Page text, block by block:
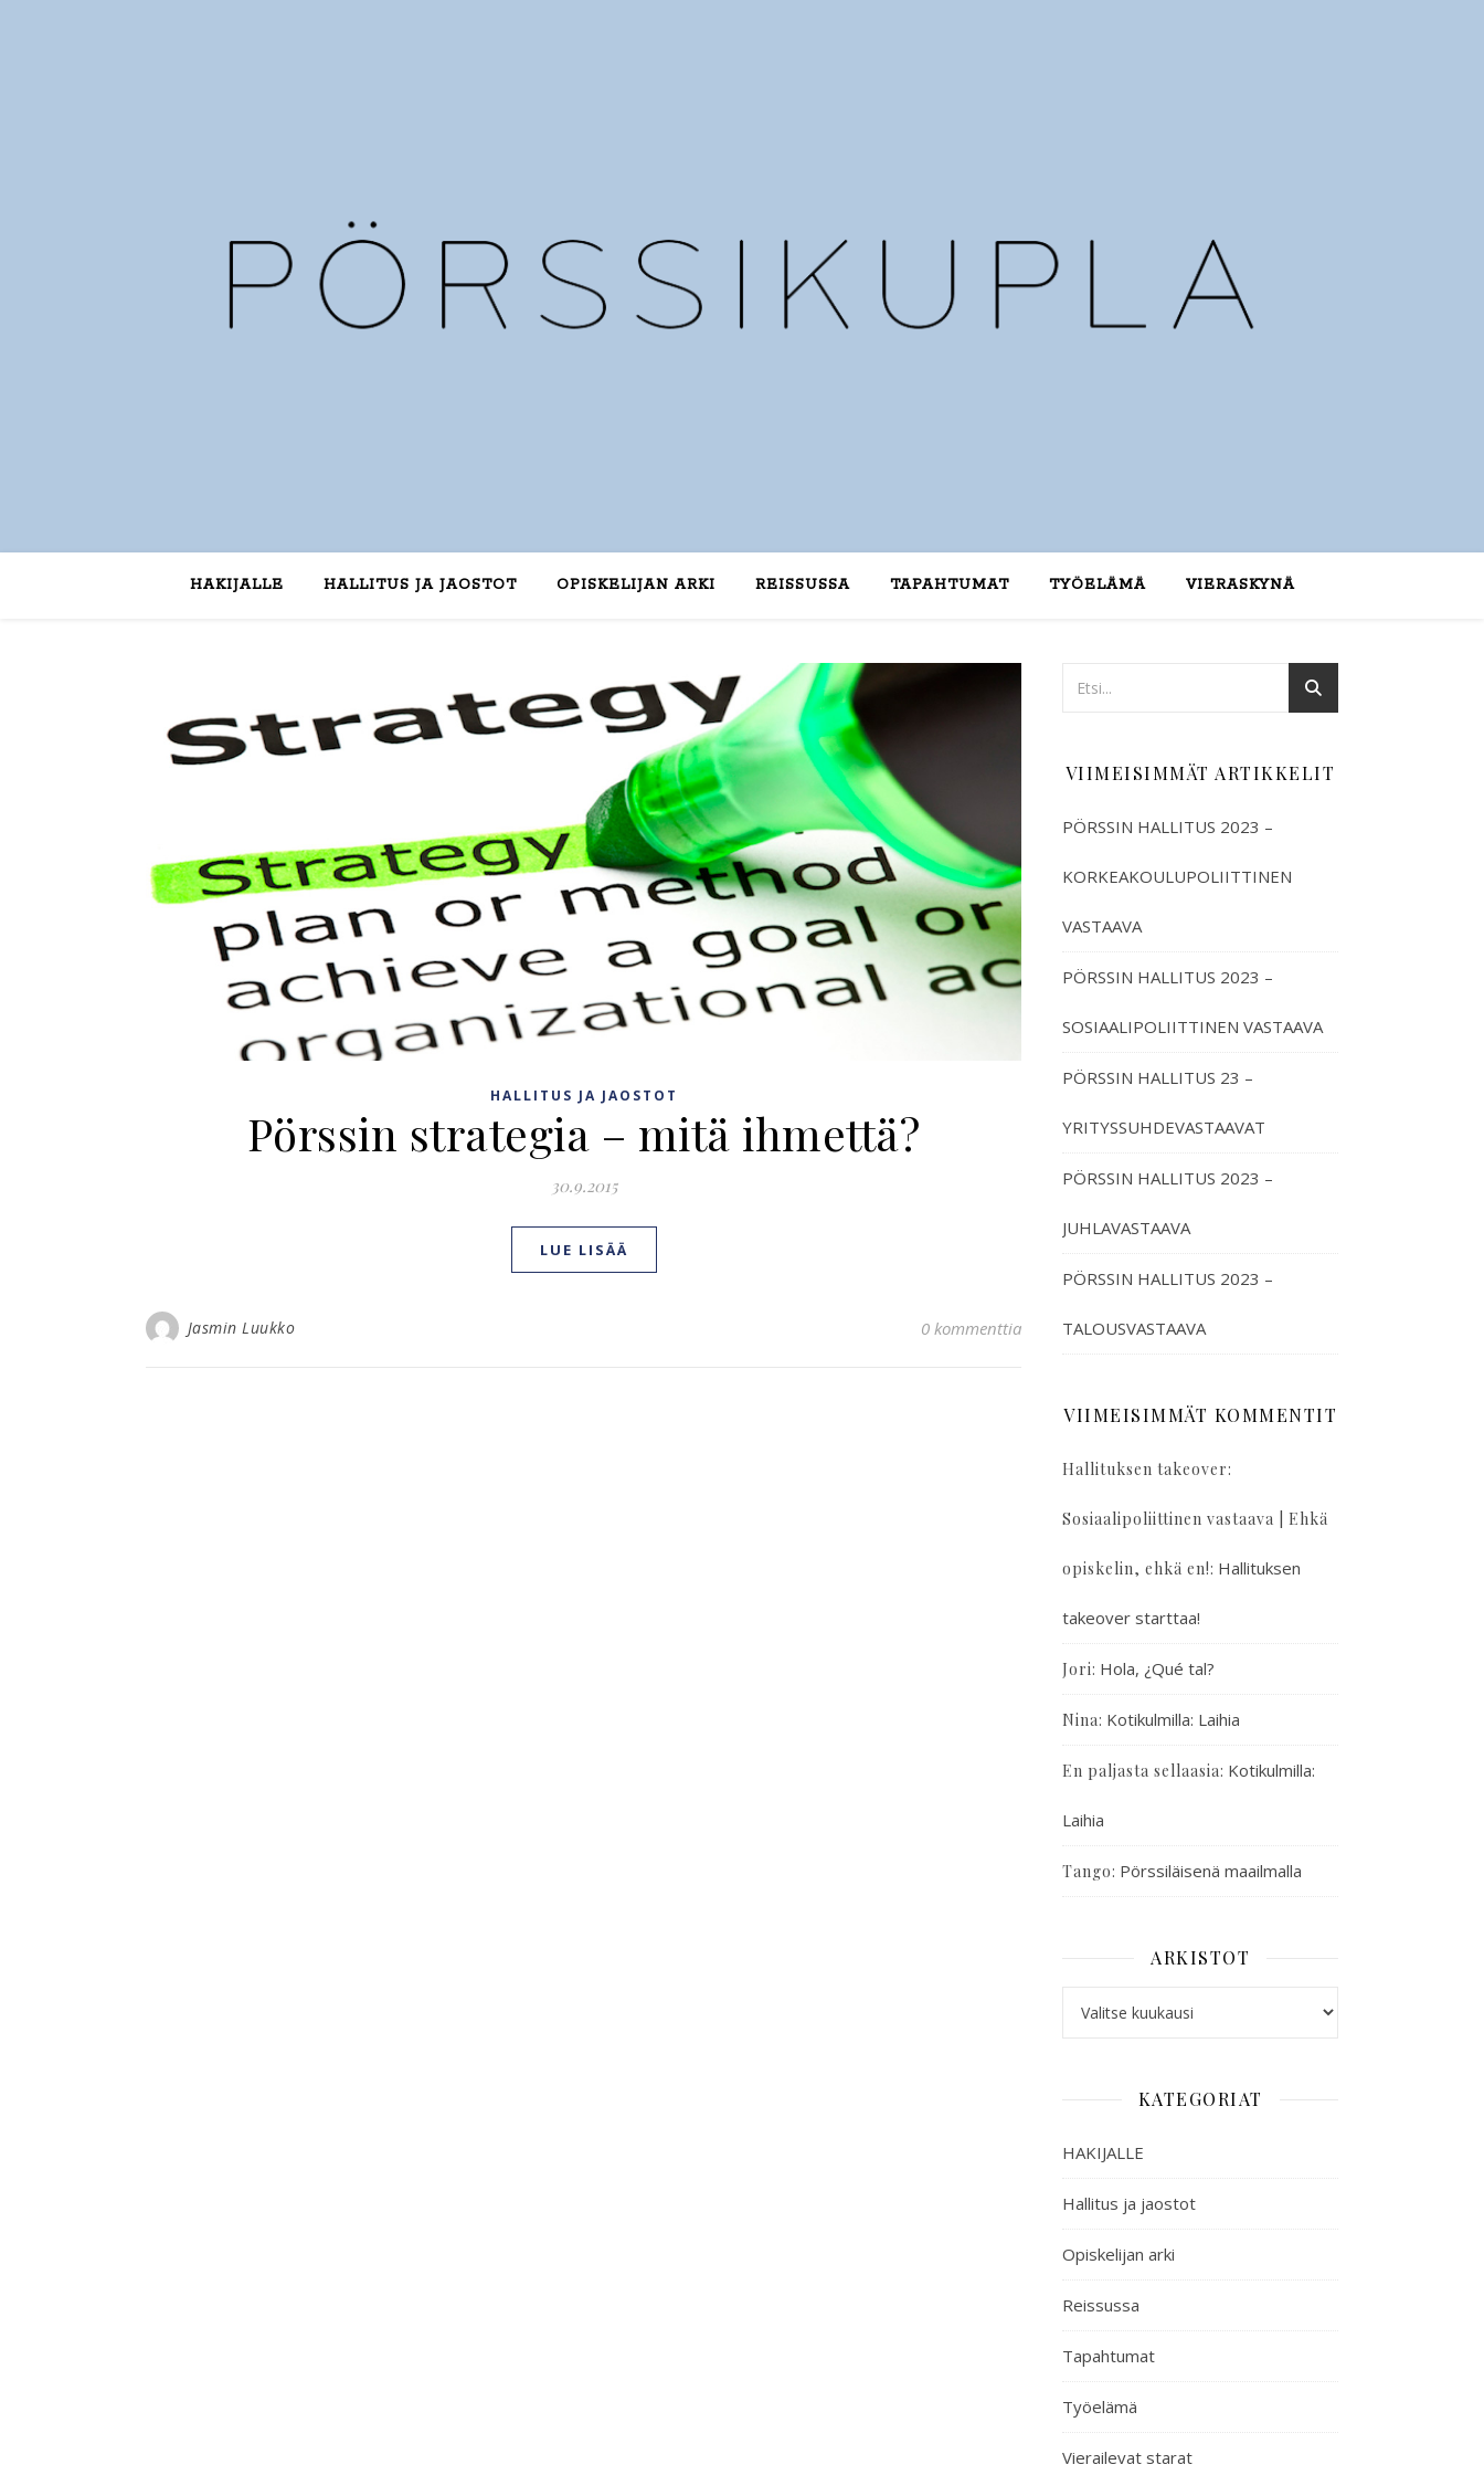
HAKIJALLE HALLITUS JA JAOSTOT OPISKELIJAN ARKI REISSUSSA TAPAHTUMAT TYÖELÄMÄ VIERASKYNÄ
HALLITUS JA JAOSTOT
Pörssin strategia – mitä ihmettä?
30.9.2015
LUE LISÄÄ
Jasmin Luukko 0 kommenttia
VIIMEISIMMÄT ARTIKKELIT
PÖRSSIN HALLITUS 2023 –
KORKEAKOULUPOLIITTINEN
VASTAAVA
PÖRSSIN HALLITUS 2023 –
SOSIAALIPOLIITTINEN VASTAAVA
PÖRSSIN HALLITUS 23 –
YRITYSSUHDEVASTAAVAT
PÖRSSIN HALLITUS 2023 –
JUHLAVASTAAVA
PÖRSSIN HALLITUS 2023 –
TALOUSVASTAAVA
VIIMEISIMMÄT KOMMENTIT
Hallituksen takeover:
Sosiaalipoliittinen vastaava | Ehkä
opiskelin, ehkä en!: Hallituksen
takeover starttaa!
Jori: Hola, ¿Qué tal?
Nina: Kotikulmilla: Laihia
En paljasta sellaasia: Kotikulmilla:
Laihia
Tango: Pörssiläisenä maailmalla
ARKISTOT
KATEGORIAT
HAKIJALLE
Hallitus ja jaostot
Opiskelijan arki
Reissussa
Tapahtumat
Työelämä
Vierailevat starat